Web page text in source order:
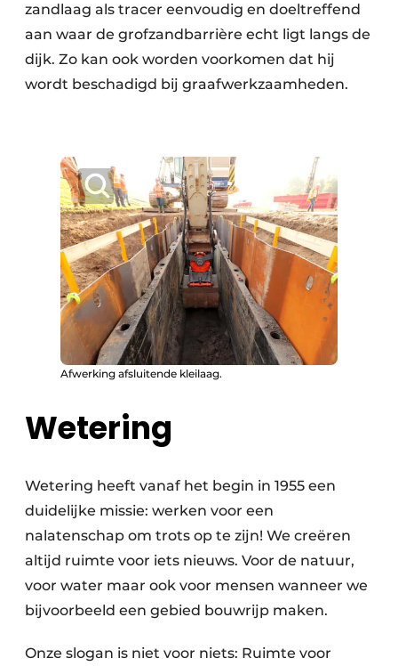
zandlaag als tracer eenvoudig en doeltreffend
aan waar de grofzandbarrière echt ligt langs de
dijk. Zo kan ook worden voorkomen dat hij
wordt beschadigd bij graafwerkzaamheden.
Afwerking afsluitende kleilaag.
Wetering
Wetering heeft vanaf het begin in 1955 een
duidelijke missie: werken voor een
nalatenschap om trots op te zijn! We creëren
altijd ruimte voor iets nieuws. Voor de natuur,
voor water maar ook voor mensen wanneer we
bijvoorbeeld een gebied bouwrijp maken.
Onze slogan is niet voor niets: Ruimte voor